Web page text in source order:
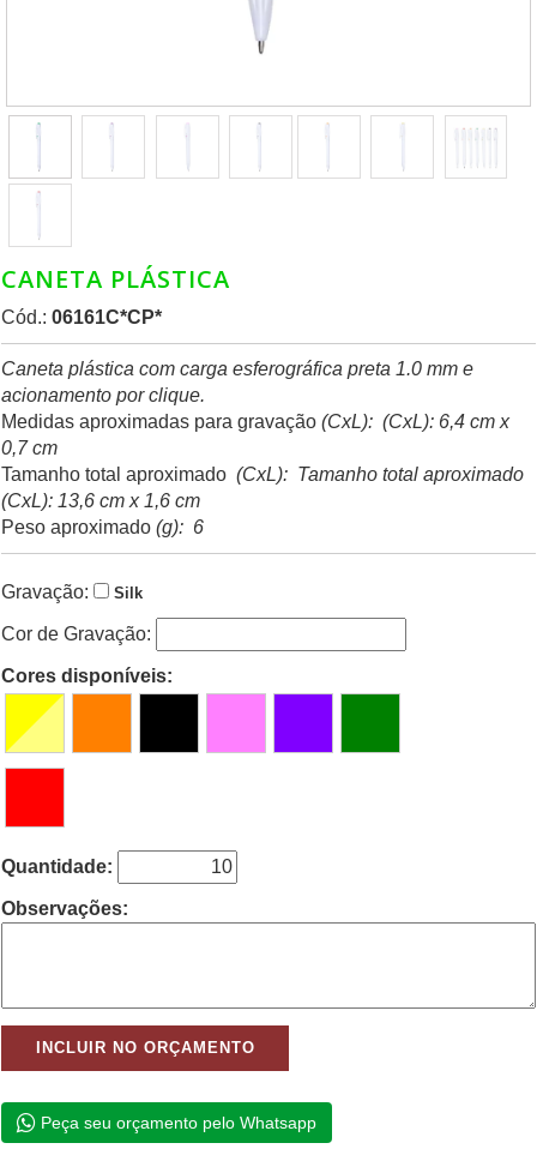
CANETA PLÁSTICA
Cód.: 06161C*CP*
Caneta plástica com carga esferográfica preta 1.0 mm e
acionamento por clique.
Medidas aproximadas para gravação (CxL): (CxL): 6,4 cm x
0,7 cm
Tamanho total aproximado (CxL): Tamanho total aproximado
(CxL): 13,6 cm x 1,6 cm
Peso aproximado (g): 6
Gravação: Silk
Cor de Gravação:
Cores disponíveis:
Quantidade:
Observações:
Peça seu orçamento pelo Whatsapp